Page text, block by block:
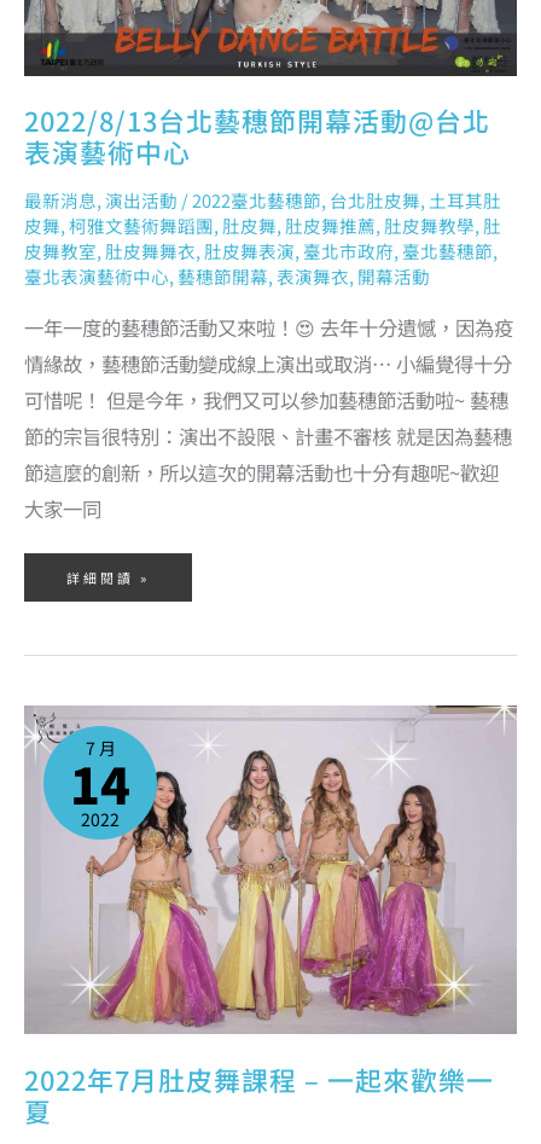
2022/8/13台北藝穗節開幕活動@台北
表演藝術中心
最新消息,演出活動 /2022臺北藝穗節, 台北肚皮舞, 土耳其肚
皮舞,柯雅文藝術舞蹈團, 肚皮舞, 肚皮舞推薦, 肚皮舞教學, 肚
皮舞教室, 肚皮舞舞衣, 肚皮舞表演, 臺北市政府, 臺北藝穗節,
臺北表演藝術中心,藝穗節開幕,表演舞衣, 開幕活動
一年一度的藝穗節活動又來啦！😍 去年十分遺憾，因為疫
情緣故，藝穗節活動變成線上演出或取消… 小編覺得十分
可惜呢！ 但是今年，我們又可以參加藝穗節活動啦~ 藝穗
節的宗旨很特別：演出不設限、計畫不審核 就是因為藝穗
節這麼的創新，所以這次的開幕活動也十分有趣呢~歡迎
大家一同
詳細閱讀 »
7 月
14
2022
2022年7月肚皮舞課程 – 一起來歡樂一
夏
2022
年
7
皮
舞
課
程
一
起